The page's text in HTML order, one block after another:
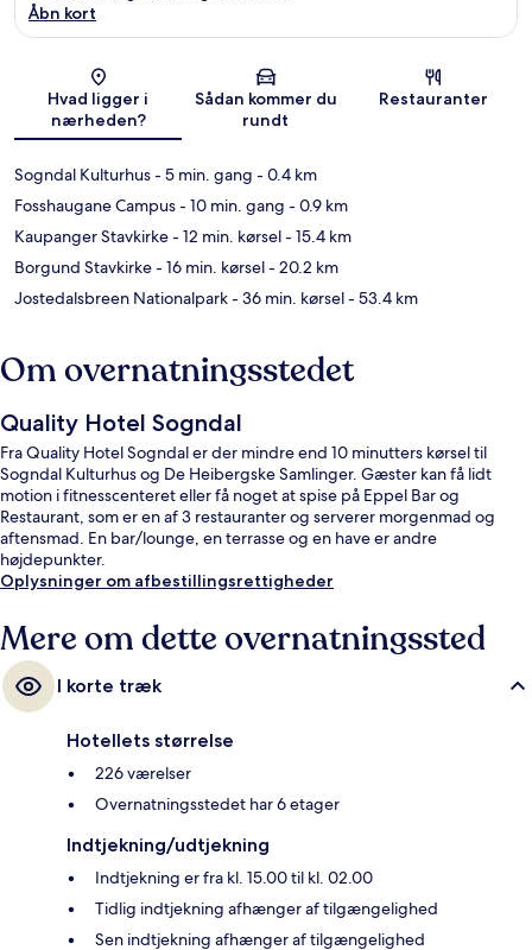
Kort
Åbn kort
Hvad ligger i
nærheden?
Sådan kommer du
rundt
Restauranter
Sogndal Kulturhus- 5 min. gang - 0.4 km
Fosshaugane Campus- 10 min. gang - 0.9 km
Kaupanger Stavkirke- 12 min. kørsel- 15.4 km
Borgund Stavkirke- 16 min. kørsel- 20.2 km
Jostedalsbreen Nationalpark- 36 min. kørsel- 53.4 km
Om overnatningsstedet
Quality Hotel Sogndal
Fra Quality Hotel Sogndal er der mindre end 10 minutters kørsel til
Sogndal Kulturhus og De Heibergske Samlinger. Gæster kan få lidt
motion i fitnesscenteret eller få noget at spise på Eppel Bar og
Restaurant, som er en af 3 restauranter og serverer morgenmad og
aftensmad. En bar/lounge, en terrasse og en have er andre
højdepunkter.
Oplysninger om afbestillingsrettigheder
Mere om dette overnatningssted
I korte træk
Hotellets størrelse
226 værelser
Overnatningsstedet har 6 etager
Indtjekning/udtjekning
Indtjekning er fra kl. 15.00 til kl. 02.00
Tidlig indtjekning afhænger af tilgængelighed
Sen indtjekning afhænger af tilgængelighed